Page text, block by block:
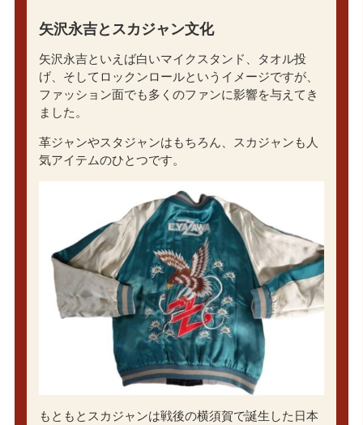
矢沢永吉とスカジャン文化
矢沢永吉といえば白いマイクスタンド、タオル投
げ、そしてロックンロールというイメージですが、
ファッション面でも多くのファンに影響を与えてき
ました。
革ジャンやスタジャンはもちろん、スカジャンも人
気アイテムのひとつです。
もともとスカジャンは戦後の横須賀で誕生した日本